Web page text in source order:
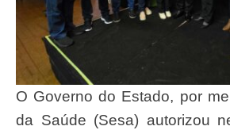
O Governo do Estado, por meio da Secretaria
da Saúde (Sesa) autorizou